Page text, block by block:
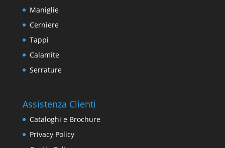
Maniglie
Cerniere
Tappi
Calamite
Serrature
Assistenza Clienti
Cataloghi e Brochure
Privacy Policy